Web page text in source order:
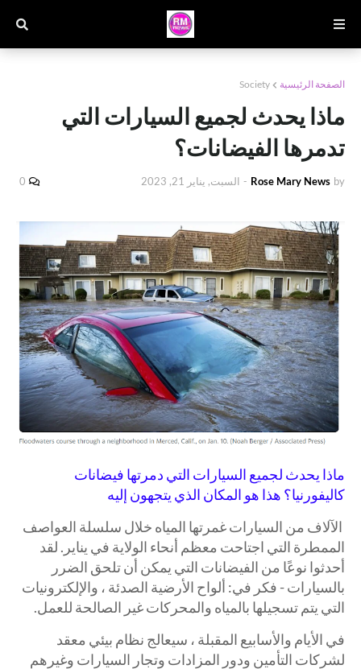
الصفحة الرئيسية Society
ماذا يحدث لجميع السيارات التي
تدمرها الفيضانات؟
by
Rose Mary News
- السبت, يناير 21, 2023 0
ماذا يحدث لجميع السيارات التي دمرتها فيضانات
كاليفورنيا؟ هذا هو المكان الذي يتجهون إليه
الآلاف من السيارات غمرتها المياه خلال سلسلة العواصف
الممطرة التي اجتاحت معظم أنحاء الولاية في يناير. لقد
أحدثوا نوعًا من الفيضانات التي يمكن أن تلحق الضرر
بالسيارات - فكر في: ألواح الأرضية الصدئة ، والإلكترونيات
التي يتم تسجيلها بالمياه والمحركات غير الصالحة للعمل.
في الأيام والأسابيع المقبلة ، سيعالج نظام بيئي معقد
لشركات التأمين ودور المزادات وتجار السيارات وغيرهم